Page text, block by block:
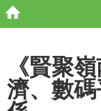
《賢聚
濟、數